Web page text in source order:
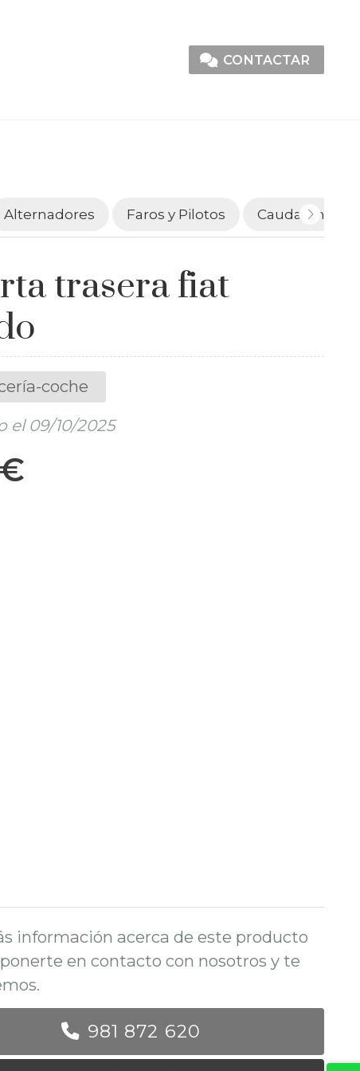
CONTACTAR
Alternadores Faros y Pilotos Caudalímetros
trasera fiat
coche
el 09/10/2025
información acerca de este producto
en contacto con nosotros y te
981 872 620